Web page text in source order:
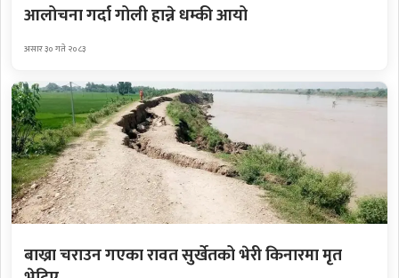
आलोचना गर्दा गोली हान्ने धम्की आयो
असार ३० गते २०८३
बाख्रा चराउन गएका रावत सुर्खेतको भेरी किनारमा मृत